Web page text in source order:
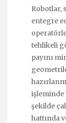
Robotlar,
entegre
tehlikeli
payını
işleminde
şekilde
hattında